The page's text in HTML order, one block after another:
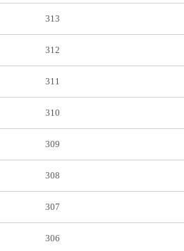
313
312
311
310
309
308
307
306